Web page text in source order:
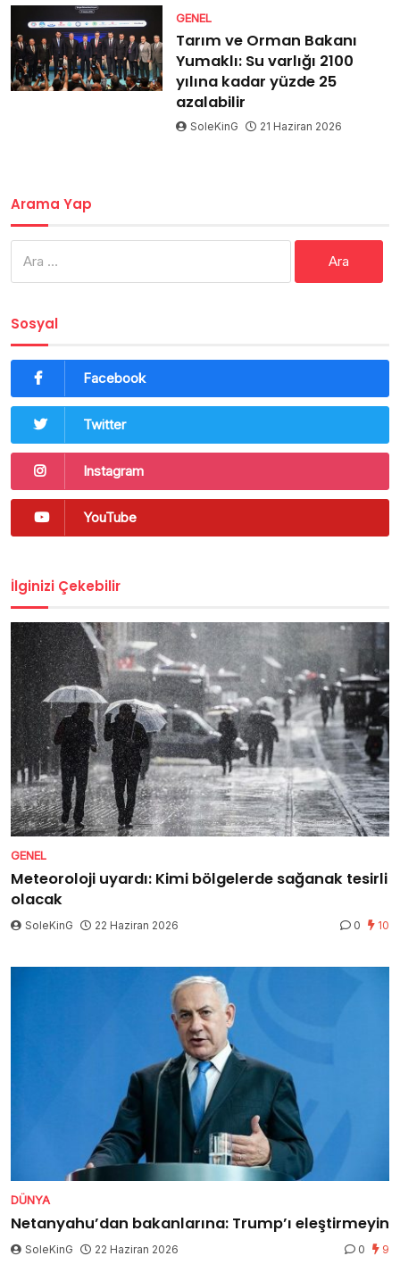
GENEL
Tarım ve Orman Bakanı
Yumaklı: Su varlığı 2100
yılına kadar yüzde 25
azalabilir
SoleKinG 21 Haziran 2026
Arama Yap
Sosyal
Facebook
Twitter
Instagram
YouTube
İlginizi Çekebilir
GENEL
Meteoroloji uyardı: Kimi bölgelerde sağanak tesirli
olacak
SoleKinG 22 Haziran 2026 0 10
DÜNYA
Netanyahu’dan bakanlarına: Trump’ı eleştirmeyin
SoleKinG 22 Haziran 2026 0 9